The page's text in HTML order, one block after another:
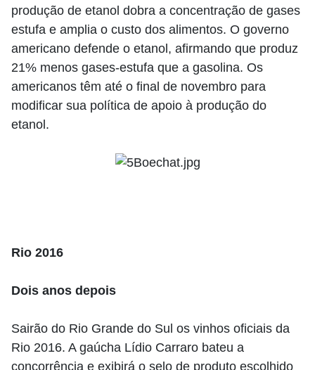
produção de etanol dobra a concentração de gases
estufa e amplia o custo dos alimentos. O governo
americano defende o etanol, afirmando que produz
21% menos gases-estufa que a gasolina. Os
americanos têm até o final de novembro para
modificar sua política de apoio à produção do
etanol.
Rio 2016
Dois anos depois
Sairão do Rio Grande do Sul os vinhos oficiais da
Rio 2016. A gaúcha Lídio Carraro bateu a
concorrência e exibirá o selo de produto escolhido